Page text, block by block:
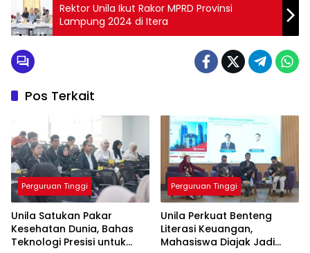
Rektor Unila Ikut Rakor MPRD Provinsi
Lampung 2024 di Itera
Pos Terkait
Perguruan Tinggi
Unila Satukan Pakar
Kesehatan Dunia, Bahas
Teknologi Presisi untuk
Perguruan Tinggi
Unila Perkuat Benteng
Literasi Keuangan,
Mahasiswa Diajak Jadi